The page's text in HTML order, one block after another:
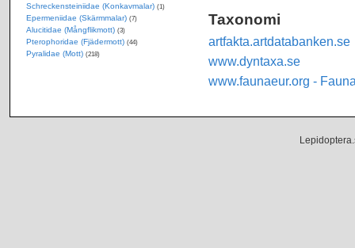
Taxonomi
artfakta.artdatabanken.se
www.dyntaxa.se
www.faunaeur.org -
Schreckensteiniidae (Konkavmalar) (1)
Epermeniidae (Skärmmalar) (7)
Alucitidae (Mångflikmott) (3)
Pterophoridae (Fjädermott) (44)
Pyralidae (Mott) (218)